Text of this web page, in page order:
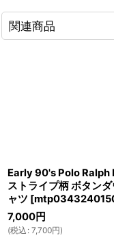
関連商品
Early 90's Polo Ralph
ストライプ柄 ボタン
ャツ [
7,000円
(税込 : 7,700円)